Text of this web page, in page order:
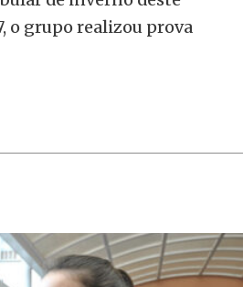
o grupo realizou prova